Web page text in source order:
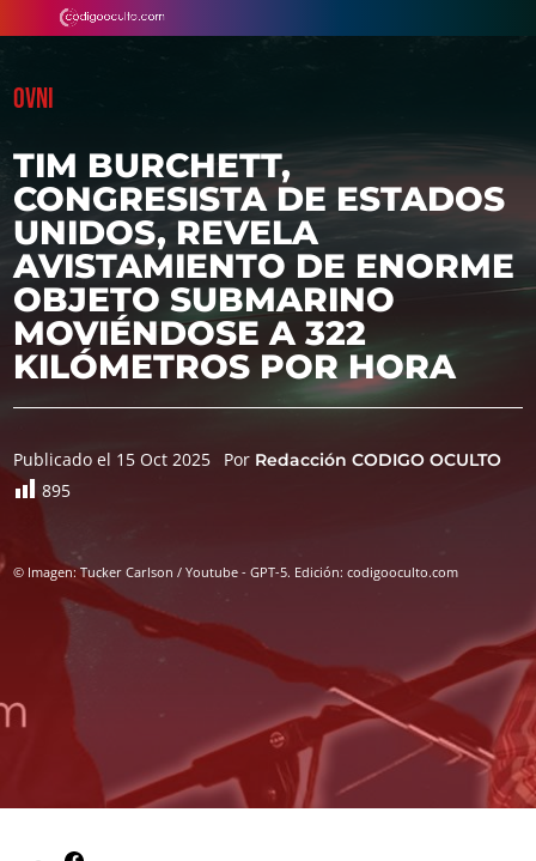
OVNI
TIM BURCHETT,
CONGRESISTA DE ESTADOS
UNIDOS, REVELA
AVISTAMIENTO DE ENORME
OBJETO SUBMARINO
MOVIÉNDOSE A 322
KILÓMETROS POR HORA
Publicado el 15 Oct 2025 Por Redacción CODIGO OCULTO
895
© Imagen: Tucker Carlson / Youtube - GPT-5. Edición: codigooculto.com